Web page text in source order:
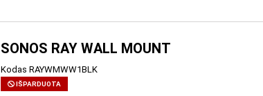
SONOS RAY WALL MOUNT
Kodas RAYWMWW1BLK
IŠPARDUOTA